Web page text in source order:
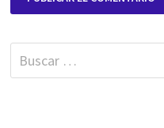
Buscar: